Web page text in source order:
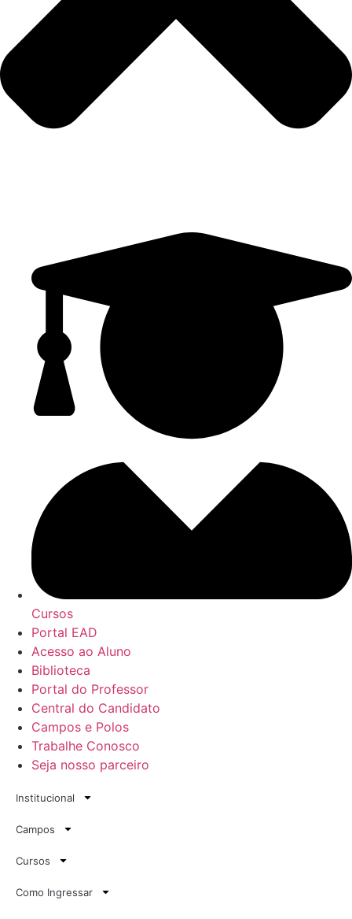
Cursos
Portal EAD
Acesso ao Aluno
Biblioteca
Portal do Professor
Central do Candidato
Campos e Polos
Trabalhe Conosco
Seja nosso parceiro
Institucional
Campos
Cursos
Como Ingressar